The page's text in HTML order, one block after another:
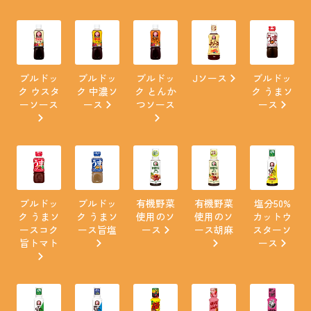
ブルドッ
ク ウスタ
ーソース
ブルドッ
ク 中濃ソ
ース
ブルドッ
ク とんか
つソース
Jソース
ブルドッ
ク うまソ
ース
ブルドッ
ク うまソ
ースコク
旨トマト
ブルドッ
ク うまソ
ース旨塩
有機野菜
使用のソ
ース
有機野菜
使用のソ
ース胡麻
塩分50%
カットウ
スターソ
ース